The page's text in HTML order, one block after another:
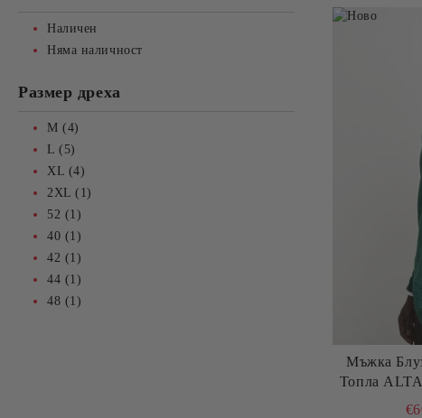
Наличен
Няма наличност
Размер дреха
M (4)
L (5)
XL (4)
2XL (1)
52 (1)
40 (1)
42 (1)
44 (1)
48 (1)
Мъжка
Топла